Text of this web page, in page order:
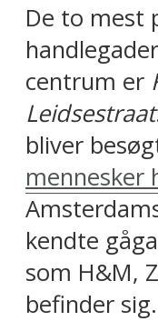
De to mest
centrum er
Leidsestraat
bliver
mennesker
kendte
som H&M,
befinder sig.